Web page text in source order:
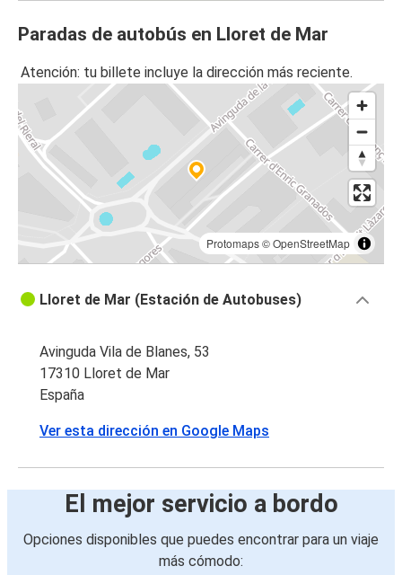
Paradas de autobús en Lloret de Mar
Atención: tu billete incluye la dirección más reciente.
Protomaps©OpenStreetMap
Lloret de Mar (Estación de Autobuses)
Avinguda Vila de Blanes, 53
17310 Lloret de Mar
España
Ver esta dirección en Google Maps
El mejor servicio a bordo
Opciones disponibles que puedes encontrar para un viaje
más cómodo: